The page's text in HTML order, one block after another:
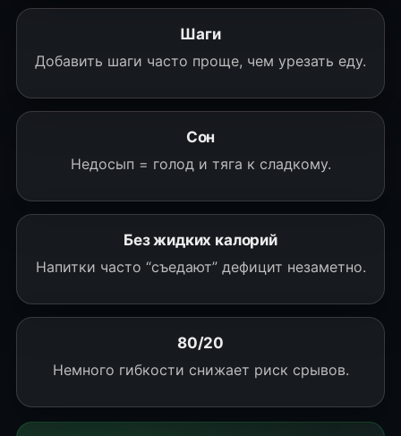
Шаги
Добавить шаги часто проще, чем урезать еду.
Сон
Недосып = голод и тяга к сладкому.
Без жидких калорий
Напитки часто “съедают” дефицит незаметно.
80/20
Немного гибкости снижает риск срывов.